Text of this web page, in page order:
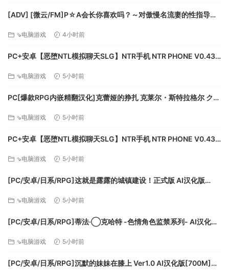
需要 64 位处理器和操作系统
操作系统: Windows 7, 8, 10
内存: 4 GB RAM
dedicated VRAM (AMD Radeon HD 7000 series /
NVIDIA GeForce GTX 500 series)
网络: 宽带互联网连接
推荐配置:
需要 64 位处理器和操作系统
处理器: Intel i5 / AMD X4, min. 2.8 GHz
内存: 8 GB RAM
显卡: DirectX 11 compatible GPU, min. 2GB
dedicated VRAM (AMD R9 300 series / NVIDIA
DirectX 版本: 11
[ADV] [微云/FM]P☆A会长你喜欢吗？～对傲慢名流妻的性指导
汉化+存档 pc [565m]
⇘电脑游戏 4小时前
PC+安卓【恶堕NTL模拟聊天SLG】NTR手机 NTR PHONE V0.43
⇘电脑游戏 5小时前
PC[爆款RPG内嵌精翻汉化]克蕾娅的挣扎 克莱尔・斯特拉格尔 クレ
⇘电脑游戏 5小时前
PC+安卓【恶堕NTL模拟聊天SLG】NTR手机 NTR PHONE V0.43
⇘电脑游戏 5小时前
[PC/安卓/日系/RPG]这就是露露的城镇建设！正式版 AI汉化版
⇘电脑游戏 5小时前
[PC/安卓/日系/RPG]蒂法·◯克哈特 -色情角色监禁系列- AI汉化版
⇘电脑游戏 5小时前
[PC/安卓/日系/RPG]沉默的妹妹在膝上 Ver1.0 AI汉化版[700M]